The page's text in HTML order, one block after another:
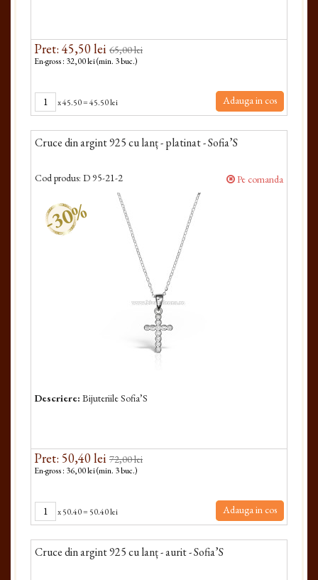
Pret: 45,50 lei 65,00 lei
En-gross : 32,00 lei (min. 3 buc.)
x45.50=45.50 lei Adauga in cos
Cruce din argint 925 cu lanț - platinat - Sofia’S
Cod produs: D 95-21-2 Pe comanda
-30%
Descriere: Bijuteriile Sofia’S
Pret: 50,40 lei 72,00 lei
En-gross : 36,00 lei (min. 3 buc.)
x50.40= 50.40 lei Adauga in cos
Cruce din argint 925 cu lanț - aurit - Sofia’S